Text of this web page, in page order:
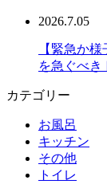
2026.7.05
【緊急か
を急ぐべき
カテゴリー
お風呂
キッチン
その他
トイレ